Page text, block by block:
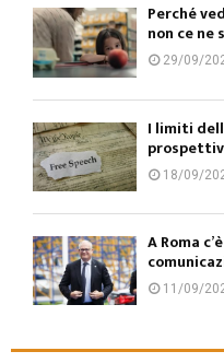
Perché
non ce ne
29/09/
I limiti
18/09/
A Roma
11/09/